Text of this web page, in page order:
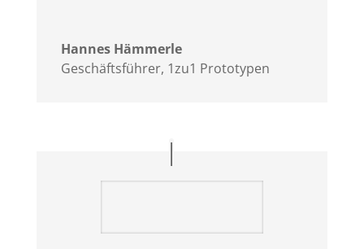
Hannes Hämmerle
Geschäftsführer, 1zu1 Prototypen